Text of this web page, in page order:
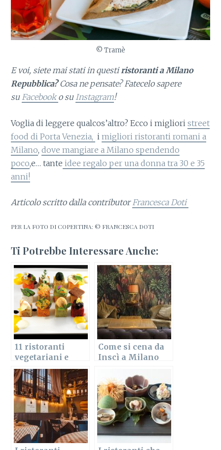
© Tramè
E voi, siete mai stati in questiristoranti a Milano
Repubblica?Cosa ne pensate? Fatecelo sapere
su Facebooko suInstagram!
Voglia di leggere qualcos’altro? Ecco i miglioristreet
food di Porta Venezia, imigliori ristoranti romani a
Milano,dove mangiare a Milano spendendo
poco,e… tante idee regalo per una donna tra 30 e 35
anni!
Articolo scritto dalla contributorFrancesca Doti
PER LA FOTO DI COPERTINA: © FRANCESCA DOTI
Ti Potrebbe Interessare Anche:
11 ristoranti
vegetariani e
vegani a Milano
da provare
Come si cena da
Inscì a Milano